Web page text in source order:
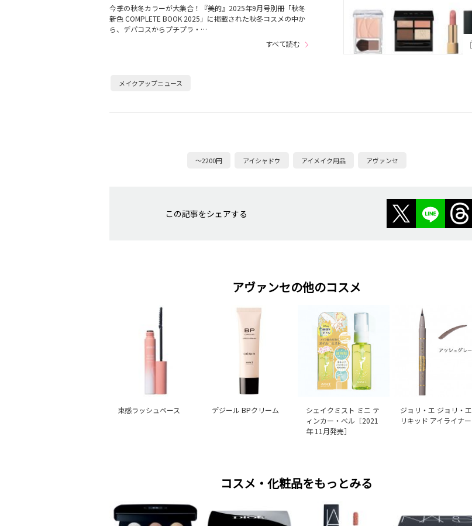
今季の秋冬カラーが大集合！『美的』2025年9月号別冊「秋冬
新色 COMPLETE BOOK 2025」に掲載された秋冬コスメの中か
ら、デパコスからプチプラ・…
すべて読む
メイクアップニュース
～2200円 アイシャドウ アイメイク用品 アヴァンセ
この記事をシェアする
アヴァンセの他のコスメ
束感ラッシュベース デジール BPクリーム
シェイクミスト ミニ テ
ィンカー・ベル［2021
年 11月発売］
ジョリ・エ ジョリ・エ
リキッド アイライナー
コスメ・化粧品をもっとみる